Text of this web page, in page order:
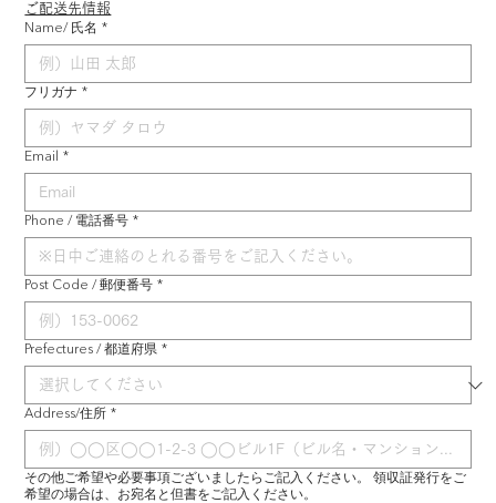
ご配送先情報
Name/ 氏名 *
フリガナ *
Email *
Phone / 電話番号 *
Post Code / 郵便番号 *
Prefectures / 都道府県 *
Address/住所 *
その他ご希望や必要事項ございましたらご記入ください。 領収証発行をご
希望の場合は、お宛名と但書をご記入ください。